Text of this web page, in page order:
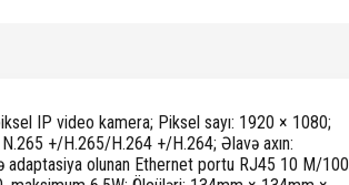
IP video kamera; Piksel sayı: 1920 × 1080;
N.265 +/H.265/H.264 +/H.264; Əlavə axın:
adaptasiya olunan Ethernet portu RJ45 10 M/100